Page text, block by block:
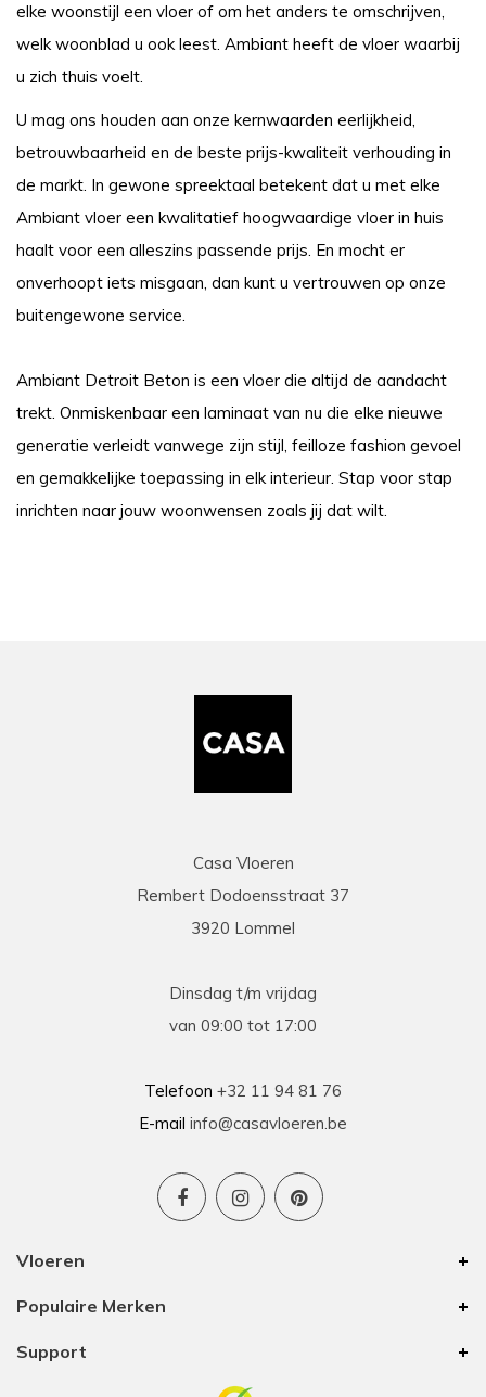
elke woonstijl een vloer of om het anders te omschrijven,
welk woonblad u ook leest. Ambiant heeft de vloer waarbij
u zich thuis voelt.
U mag ons houden aan onze kernwaarden eerlijkheid,
betrouwbaarheid en de beste prijs-kwaliteit verhouding in
de markt. In gewone spreektaal betekent dat u met elke
Ambiant vloer een kwalitatief hoogwaardige vloer in huis
haalt voor een alleszins passende prijs. En mocht er
onverhoopt iets misgaan, dan kunt u vertrouwen op onze
buitengewone service.
Ambiant Detroit Beton is een vloer die altijd de aandacht
trekt. Onmiskenbaar een laminaat van nu die elke nieuwe
generatie verleidt vanwege zijn stijl, feilloze fashion gevoel
en gemakkelijke toepassing in elk interieur. Stap voor stap
inrichten naar jouw woonwensen zoals jij dat wilt.
Casa Vloeren
Rembert Dodoensstraat 37
3920 Lommel
Dinsdag t/m vrijdag
van 09:00 tot 17:00
Telefoon +32 11 94 81 76
E-mail info@casavloeren.be
Vloeren
Populaire Merken
Support